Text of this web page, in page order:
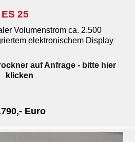
25
Volumenstrom ca. 2.500
elektronischem Display
auf Anfrage- bitte hier
klicken
Euro